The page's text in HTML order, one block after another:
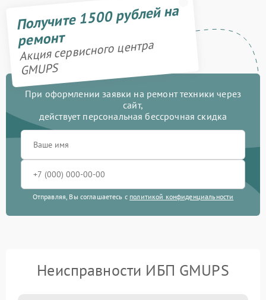
Получите 1500 рублей на
ремонт
Акция сервисного центра
GMUPS
При оформлении заявки на ремонт техники через
сайт,
действует персональная бессрочная скидка
Отправляя, Вы соглашаетесь с политикой конфиденциальности
Неисправности ИБП GMUPS